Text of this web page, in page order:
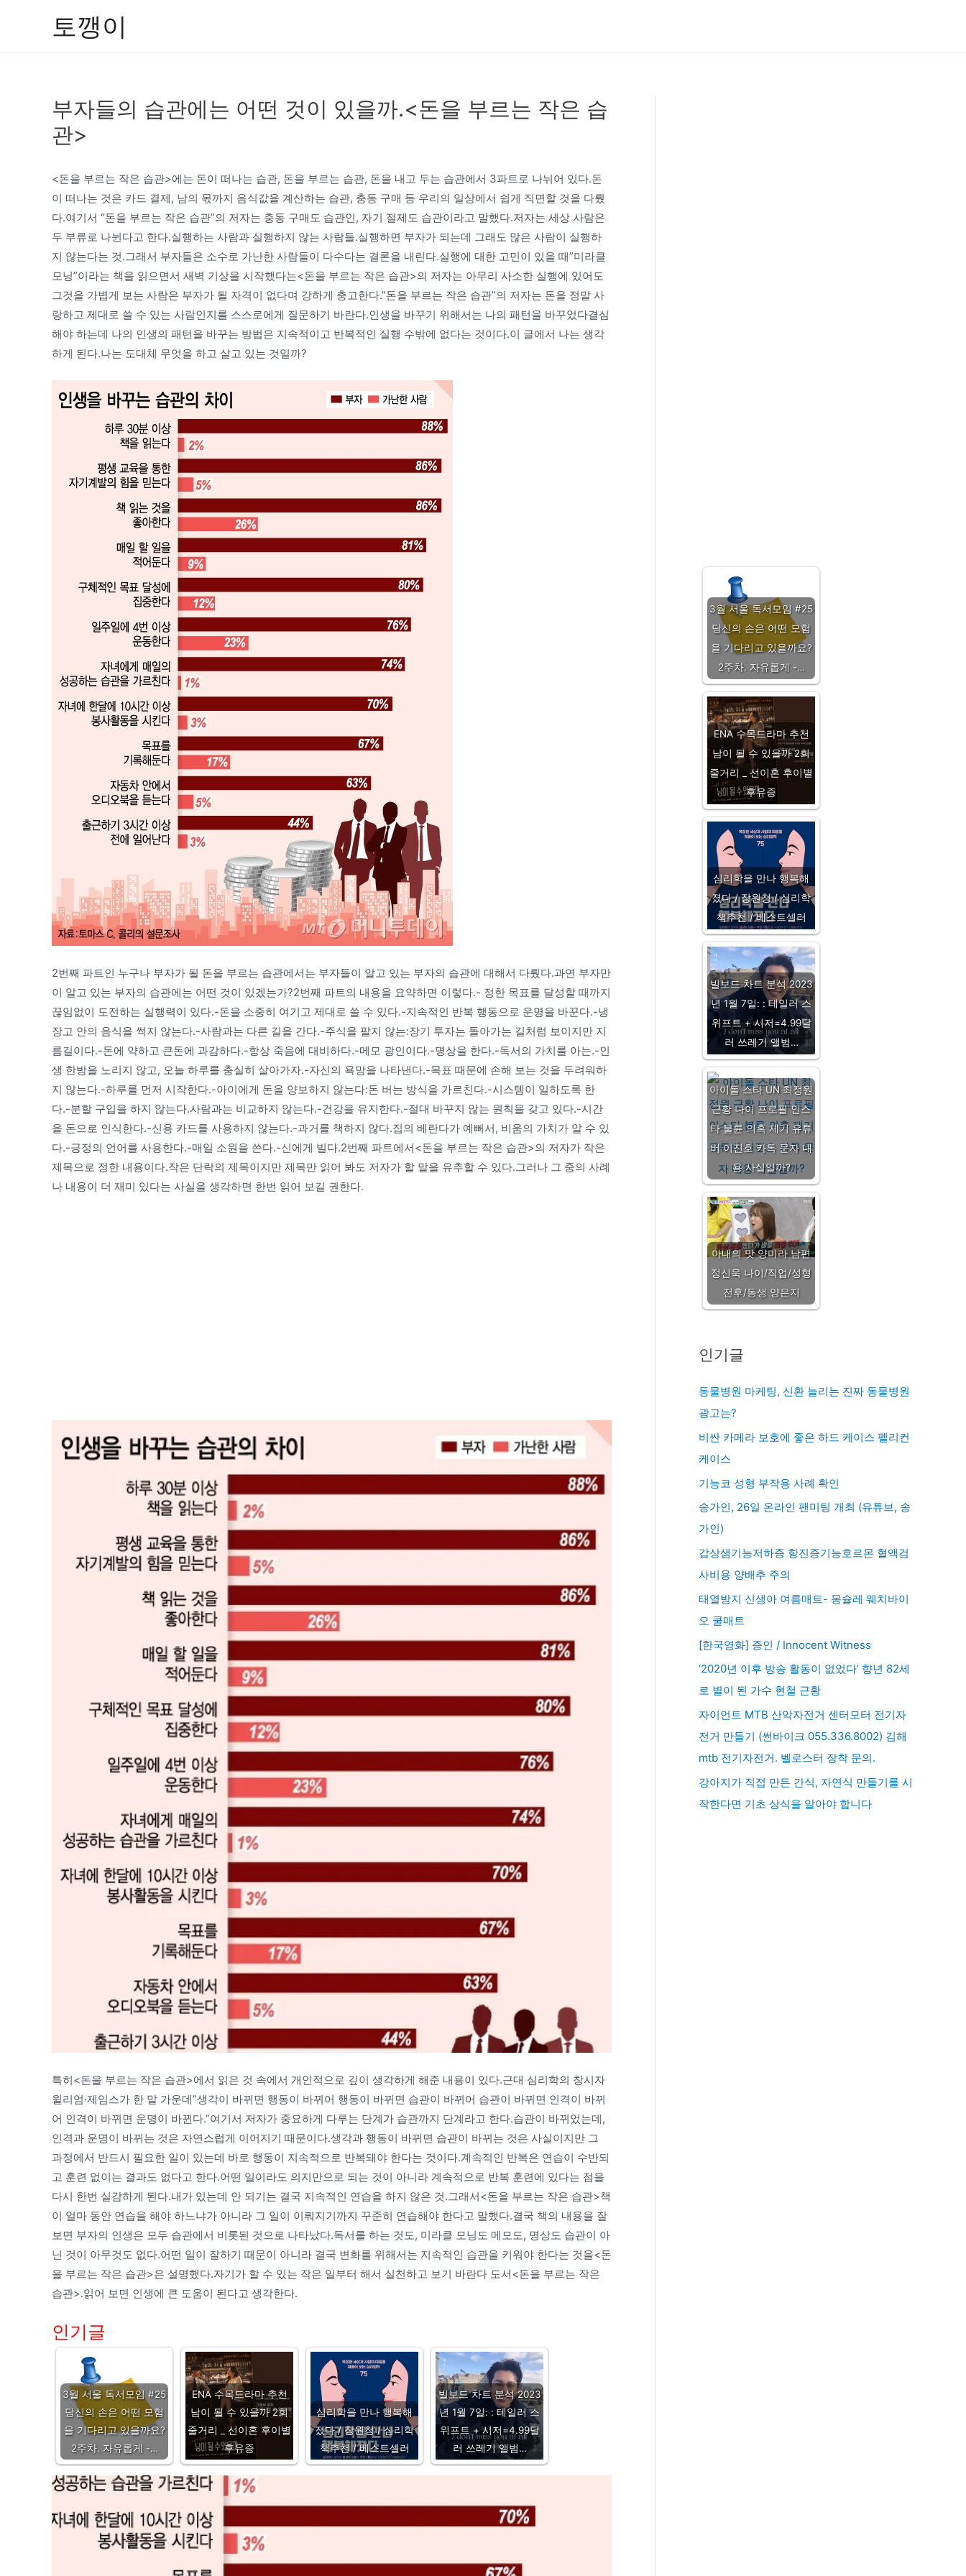
토깽이
부자들의 습관에는 어떤 것이 있을까.<돈을 부르는 작은 습
관>
<돈을 부르는 작은 습관>에는 돈이 떠나는 습관, 돈을 부르는 습관, 돈을 내고 두는 습관에서 3파트로 나뉘어 있다.돈
이 떠나는 것은 카드 결제, 남의 몫까지 음식값을 계산하는 습관, 충동 구매 등 우리의 일상에서 쉽게 직면할 것을 다뤘
다.여기서 “돈을 부르는 작은 습관”의 저자는 충동 구매도 습관인, 자기 절제도 습관이라고 말했다.저자는 세상 사람은
두 부류로 나뉜다고 한다.실행하는 사람과 실행하지 않는 사람들.실행하면 부자가 되는데 그래도 많은 사람이 실행하
지 않는다는 것.그래서 부자들은 소수로 가난한 사람들이 다수다는 결론을 내린다.실행에 대한 고민이 있을 때”미라클
모닝”이라는 책을 읽으면서 새벽 기상을 시작했다는<돈을 부르는 작은 습관>의 저자는 아무리 사소한 실행에 있어도
그것을 가볍게 보는 사람은 부자가 될 자격이 없다며 강하게 충고한다.”돈을 부르는 작은 습관”의 저자는 돈을 정말 사
랑하고 제대로 쓸 수 있는 사람인지를 스스로에게 질문하기 바란다.인생을 바꾸기 위해서는 나의 패턴을 바꾸었다결심
해야 하는데 나의 인생의 패턴을 바꾸는 방법은 지속적이고 반복적인 실행 수밖에 없다는 것이다.이 글에서 나는 생각
하게 된다.나는 도대체 무엇을 하고 살고 있는 것일까?
2번째 파트인 누구나 부자가 될 돈을 부르는 습관에서는 부자들이 알고 있는 부자의 습관에 대해서 다뤘다.과연 부자만
이 알고 있는 부자의 습관에는 어떤 것이 있겠는가?2번째 파트의 내용을 요약하면 이렇다.- 정한 목표를 달성할 때까지
끊임없이 도전하는 실행력이 있다.-돈을 소중히 여기고 제대로 쓸 수 있다.-지속적인 반복 행동으로 운명을 바꾼다.-냉
장고 안의 음식을 썩지 않는다.-사람과는 다른 길을 간다.-주식을 팔지 않는:장기 투자는 돌아가는 길처럼 보이지만 지
름길이다.-돈에 약하고 큰돈에 과감하다.-항상 죽음에 대비하다.-메모 광인이다.-명상을 한다.-독서의 가치를 아는.-인
생 한방을 노리지 않고, 오늘 하루를 충실히 살아가자.-자신의 욕망을 나타낸다.-목표 때문에 손해 보는 것을 두려워하
지 않는다.-하루를 먼저 시작한다.-아이에게 돈을 양보하지 않는다:돈 버는 방식을 가르친다.-시스템이 일하도록 한
다.-분할 구입을 하지 않는다.사람과는 비교하지 않는다.-건강을 유지한다.-절대 바꾸지 않는 원칙을 갖고 있다.-시간
을 돈으로 인식한다.-신용 카드를 사용하지 않는다.-과거를 책하지 않다.집의 베란다가 예뻐서, 비움의 가치가 알 수 있
다.-긍정의 언어를 사용한다.-매일 소원을 쓴다.-신에게 빌다.2번째 파트에서<돈을 부르는 작은 습관>의 저자가 작은
제목으로 정한 내용이다.작은 단락의 제목이지만 제목만 읽어 봐도 저자가 할 말을 유추할 수 있다.그러나 그 중의 사례
나 내용이 더 재미 있다는 사실을 생각하면 한번 읽어 보길 권한다.
특히<돈을 부르는 작은 습관>에서 읽은 것 속에서 개인적으로 깊이 생각하게 해준 내용이 있다.근대 심리학의 창시자
윌리엄·제임스가 한 말 가운데”생각이 바뀌면 행동이 바뀌어 행동이 바뀌면 습관이 바뀌어 습관이 바뀌면 인격이 바뀌
어 인격이 바뀌면 운명이 바뀐다.”여기서 저자가 중요하게 다루는 단계가 습관까지 단계라고 한다.습관이 바뀌었는데,
인격과 운명이 바뀌는 것은 자연스럽게 이어지기 때문이다.생각과 행동이 바뀌면 습관이 바뀌는 것은 사실이지만 그
과정에서 반드시 필요한 일이 있는데 바로 행동이 지속적으로 반복돼야 한다는 것이다.계속적인 반복은 연습이 수반되
고 훈련 없이는 결과도 없다고 한다.어떤 일이라도 의지만으로 되는 것이 아니라 계속적으로 반복 훈련에 있다는 점을
다시 한번 실감하게 된다.내가 있는데 안 되기는 결국 지속적인 연습을 하지 않은 것.그래서<돈을 부르는 작은 습관>책
이 얼마 동안 연습을 해야 하느냐가 아니라 그 일이 이뤄지기까지 꾸준히 연습해야 한다고 말했다.결국 책의 내용을 잘
보면 부자의 인생은 모두 습관에서 비롯된 것으로 나타났다.독서를 하는 것도, 미라클 모닝도 메모도, 명상도 습관이 아
닌 것이 아무것도 없다.어떤 일이 잘하기 때문이 아니라 결국 변화를 위해서는 지속적인 습관을 키워야 한다는 것을<돈
을 부르는 작은 습관>은 설명했다.자기가 할 수 있는 작은 일부터 해서 실천하고 보기 바란다 도서<돈을 부르는 작은
습관>.읽어 보면 인생에 큰 도움이 된다고 생각한다.
인기글
3월 서울 독서모임 #25
당신의 손은 어떤 모험
을 기다리고 있을까요?
2주차. 자유롭게 -…
ENA 수목드라마 추천
남이 될 수 있을까 2회
줄거리 _ 선이혼 후이별
후유증
심리학을 만나 행복해
졌다 / 장원청 / 심리학
책추천 / 베스트셀러
빌보드 차트 분석 2023
년 1월 7일: : 테일러 스
위프트 + 시저=4.99달
러 쓰레기 앨범…
3월 서울 독서모임 #25
당신의 손은 어떤 모험
을 기다리고 있을까요?
2주차. 자유롭게 -…
ENA 수목드라마 추천
남이 될 수 있을까 2회
줄거리 _ 선이혼 후이별
후유증
심리학을 만나 행복해
졌다 / 장원청 / 심리학
책추천 / 베스트셀러
빌보드 차트 분석 2023
년 1월 7일: : 테일러 스
위프트 + 시저=4.99달
러 쓰레기 앨범…
아이돌 스타 UN 최정원
근황 나이 프로필 인스
타 불륜 의혹 제기 유튜
버 이진호 카톡 문자 내
용 사실일까?
아내의 맛 양미라 남편
정신욱 나이/직업/성형
전후/동생 양은지
인기글
동물병원 마케팅, 신환 늘리는 진짜 동물병원
광고는?
비싼 카메라 보호에 좋은 하드 케이스 펠리컨
케이스
기능코 성형 부작용 사례 확인
송가인, 26일 온라인 팬미팅 개최 (유튜브, 송
가인)
갑상샘기능저하증 항진증기능호르몬 혈액검
사비용 양배추 주의
태열방지 신생아 여름매트- 몽슐레 웨치바이
오 쿨매트
[한국영화] 증인 / Innocent Witness
‘2020년 이후 방송 활동이 없었다’ 향년 82세
로 별이 된 가수 현철 근황
자이언트 MTB 산악자전거 센터모터 전기자
전거 만들기 (썬바이크 055.336.8002) 김해
mtb 전기자전거. 벨로스터 장착 문의.
강아지가 직접 만든 간식, 자연식 만들기를 시
작한다면 기초 상식을 알아야 합니다